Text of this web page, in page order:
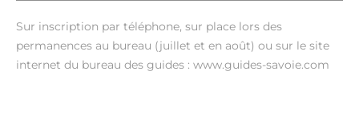
Sur inscription par téléphone, sur place lors des
permanences au bureau (juillet et en août) ou sur le site
internet du bureau des guides : www.guides-savoie.com